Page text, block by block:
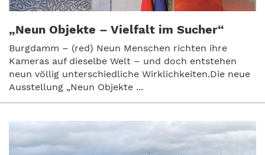
„Neun Objekte – Vielfalt im Sucher“
Burgdamm – (red) Neun Menschen richten ihre
Kameras auf dieselbe Welt – und doch entstehen
neun völlig unterschiedliche Wirklichkeiten.Die neue
Ausstellung „Neun Objekte ...